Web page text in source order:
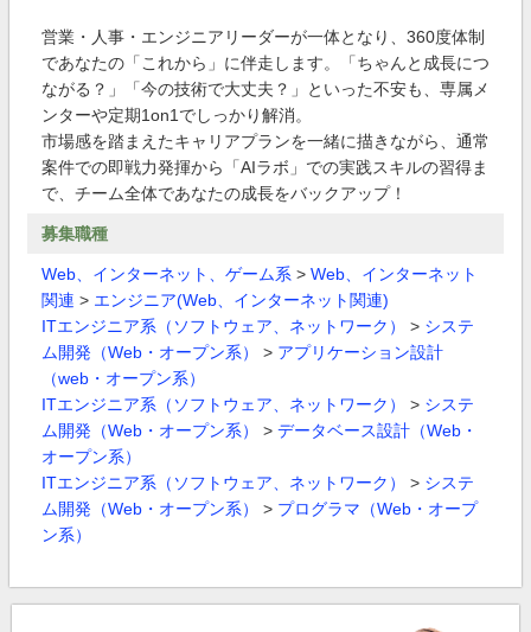
営業・人事・エンジニアリーダーが一体となり、360度体制
であなたの「これから」に伴走します。「ちゃんと成長につ
ながる？」「今の技術で大丈夫？」といった不安も、専属メ
ンターや定期1on1でしっかり解消。
市場感を踏まえたキャリアプランを一緒に描きながら、通常
案件での即戦力発揮から「AIラボ」での実践スキルの習得ま
で、チーム全体であなたの成長をバックアップ！
募集職種
Web、インターネット、ゲーム系 > Web、インターネット
関連 > エンジニア(Web、インターネット関連)
ITエンジニア系（ソフトウェア、ネットワーク）
> システ
ム開発（Web・オープン系）
> アプリケーション設計
（web・オープン系）
ITエンジニア系（ソフトウェア、ネットワーク）
> システ
ム開発（Web・オープン系）
> データベース設計（Web・
オープン系）
ITエンジニア系（ソフトウェア、ネットワーク）
> システ
ム開発（Web・オープン系）
> プログラマ（Web・オープ
ン系）